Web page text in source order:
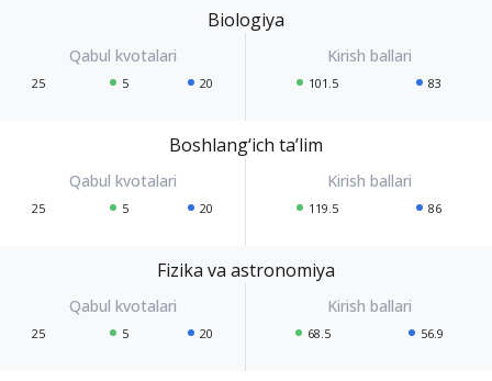
Biologiya
25 5 20 101.5 83
Boshlang‘ich ta’lim
25 5 20 119.5 86
Fizika va astronomiya
25 5 20 68.5 56.9